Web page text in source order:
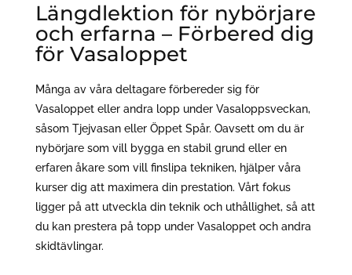
Längdlektion för nybörjare
och erfarna – Förbered dig
för Vasaloppet
Många av våra deltagare förbereder sig för
Vasaloppet eller andra lopp under Vasaloppsveckan,
såsom Tjejvasan eller Öppet Spår. Oavsett om du är
nybörjare som vill bygga en stabil grund eller en
erfaren åkare som vill finslipa tekniken, hjälper våra
kurser dig att maximera din prestation. Vårt fokus
ligger på att utveckla din teknik och uthållighet, så att
du kan prestera på topp under Vasaloppet och andra
skidtävlingar.